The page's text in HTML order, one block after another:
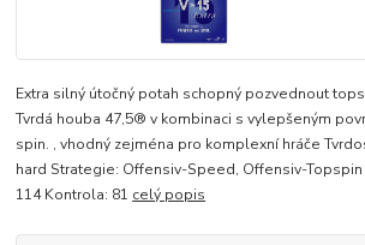
Extra silný útočný potah schopný pozvednout
Tvrdá houba 47,5® v kombinaci s vylepšeným
spin. , vhodný zejména pro komplexní hráče
hard Strategie: Offensiv-Speed, Offensiv-Topspin
114 Kontrola: 81 celý popis